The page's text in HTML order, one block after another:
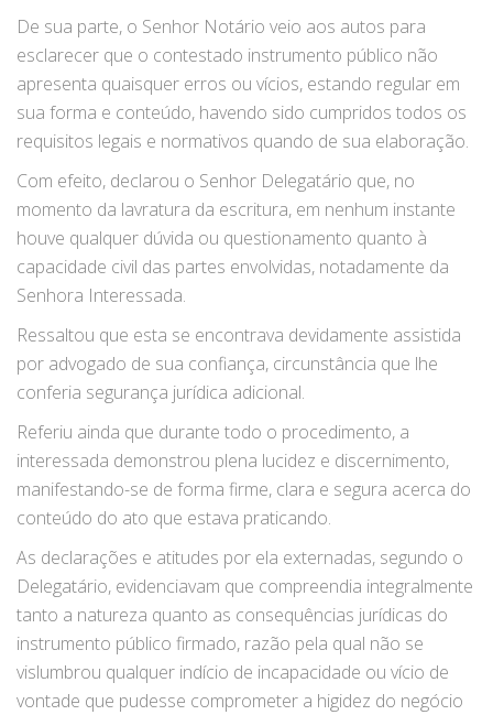
De sua parte, o Senhor Notário veio aos autos para
esclarecer que o contestado instrumento público não
apresenta quaisquer erros ou vícios, estando regular em
sua forma e conteúdo, havendo sido cumpridos todos os
requisitos legais e normativos quando de sua elaboração.
Com efeito, declarou o Senhor Delegatário que, no
momento da lavratura da escritura, em nenhum instante
houve qualquer dúvida ou questionamento quanto à
capacidade civil das partes envolvidas, notadamente da
Senhora Interessada.
Ressaltou que esta se encontrava devidamente assistida
por advogado de sua confiança, circunstância que lhe
conferia segurança jurídica adicional.
Referiu ainda que durante todo o procedimento, a
interessada demonstrou plena lucidez e discernimento,
manifestando-se de forma firme, clara e segura acerca do
conteúdo do ato que estava praticando.
As declarações e atitudes por ela externadas, segundo o
Delegatário, evidenciavam que compreendia integralmente
tanto a natureza quanto as consequências jurídicas do
instrumento público firmado, razão pela qual não se
vislumbrou qualquer indício de incapacidade ou vício de
vontade que pudesse comprometer a higidez do negócio